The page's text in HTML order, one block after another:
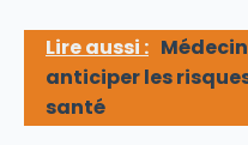
Lire aussi :
anticiper les
santé